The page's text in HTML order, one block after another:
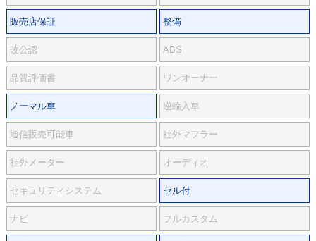
販売店保証 整備
改公認 ABS
品質評価書 ワンオーナー
ノーマル車 逆輸入車
通信販売可能車 社外マフラー
社外メーター オーディオ
セキュリティシステム セル付
ナビ フルカスタム